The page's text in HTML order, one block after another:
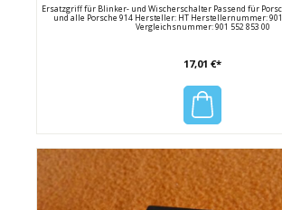
Ersatzgriff für Blinker- und Wischerschalter Passend für
und alle Porsche 914 Hersteller: HT Herstellernummer:
Vergleichsnummer: 901 552 853 00
17,01 €*